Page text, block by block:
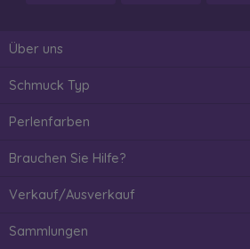
Über uns
Schmuck Typ
Perlenfarben
Brauchen Sie Hilfe?
Verkauf/Ausverkauf
Sammlungen